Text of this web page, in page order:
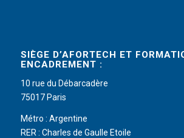
SIÈGE D’AFORTECH ET
ENCADREMENT :
10 rue du Débarcadère
75017 Paris
Métro : Argentine
RER : Charles de Gaulle Etoile